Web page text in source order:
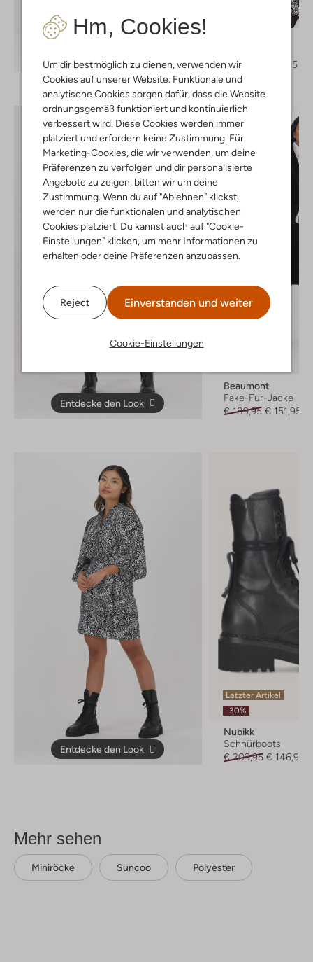
Hm, Cookies!
Um dir bestmöglich zu dienen, verwenden wir
Cookies auf unserer Website. Funktionale und
analytische Cookies sorgen dafür, dass die Website
ordnungsgemäß funktioniert und kontinuierlich
verbessert wird. Diese Cookies werden immer
platziert und erfordern keine Zustimmung. Für
Marketing-Cookies, die wir verwenden, um deine
Präferenzen zu verfolgen und dir personalisierte
Angebote zu zeigen, bitten wir um deine
Zustimmung. Wenn du auf "Ablehnen" klickst,
werden nur die funktionalen und analytischen
Cookies platziert. Du kannst auch auf "Cookie-
Einstellungen" klicken, um mehr Informationen zu
erhalten oder deine Präferenzen anzupassen.
Reject Einverstanden und weiter
Cookie-Einstellungen
€ 137,95
€ 68,95
Entdecke den Look
Beaumont
Fake-Fur-Jacke
€ 189,95 € 151,95
Entdecke den Look
Letzter Artikel
-30%
Nubikk
Schnürboots
€ 209,95 € 146,99
Mehr sehen
Miniröcke Suncoo Polyester